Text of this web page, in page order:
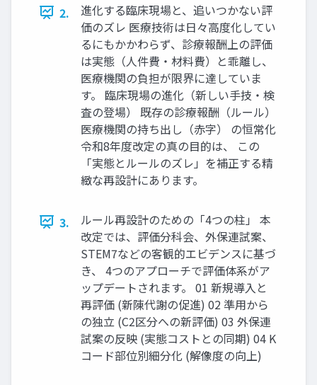
2.
進化する臨床現場と、追いつかない評
価のズレ 医療技術は日々高度化してい
るにもかかわらず、診療報酬上の評価
は実態（人件費・材料費）と乖離し、
医療機関の負担が限界に達していま
す。 臨床現場の進化（新しい手技・検
査の登場） 既存の診療報酬（ルール）
医療機関の持ち出し（赤字） の恒常化
令和8年度改定の真の目的は、 この
「実態とルールのズレ」を補正する精
緻な再設計にあります。
3.
ルール再設計のための「4つの柱」 本
改定では、評価分科会、外保連試案、
STEM7などの客観的エビデンスに基づ
き、 4つのアプローチで評価体系がア
ップデートされます。 01 新規導入と
再評価 (新陳代謝の促進) 02 準用から
の独立 (C2区分への新評価) 03 外保連
試案の反映 (実態コストとの同期) 04 K
コード部位別細分化 (解像度の向上)